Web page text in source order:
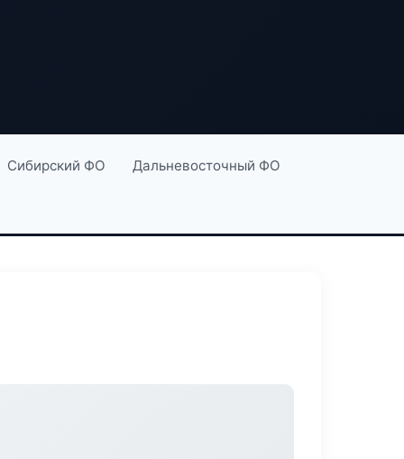
Сибирский ФО Дальневосточный ФО